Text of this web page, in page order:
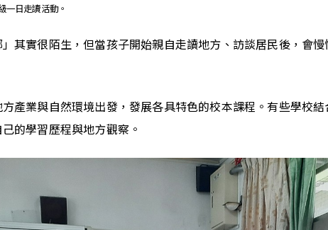
一日走讀活動。
其實很陌生，但當孩子開始親自走讀地方、訪談居民後，會
產業與自然環境出發，發展各具特色的校本課程。有些學校
的學習歷程與地方觀察。